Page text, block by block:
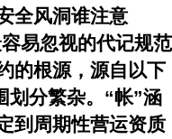
全风洞谁注意
易忽视的代记规范
的根源，源自以下
划分繁杂。“帐”涵
到周期性营运资质